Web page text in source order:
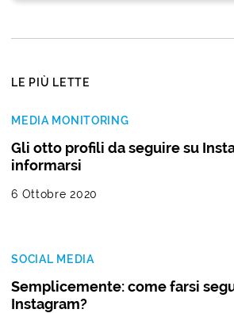
LE PIÙ LETTE
MEDIA MONITORING
Gli otto profili da seguire su
informarsi
6 Ottobre 2020
SOCIAL MEDIA
Semplicemente: come farsi
Instagram?